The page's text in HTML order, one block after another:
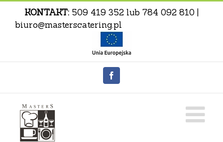
content
KONTAKT: 509 419 352 lub 784 092 810